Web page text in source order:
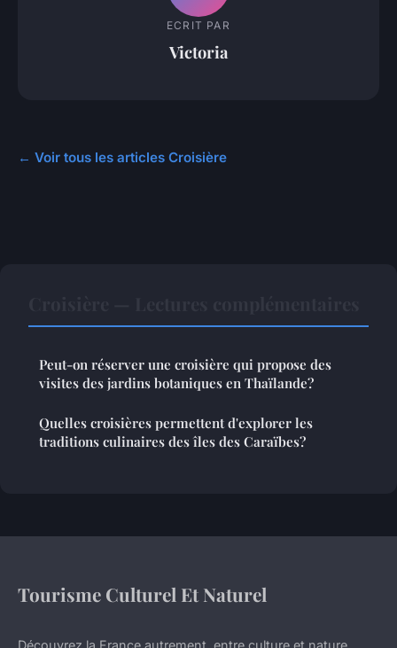
ECRIT PAR
Victoria
← Voir tous les articles Croisière
Peut-on réserver une croisière qui propose des
visites des jardins botaniques en Thaïlande?
Quelles croisières permettent d'explorer les
traditions culinaires des îles des Caraïbes?
Tourisme Culturel Et Naturel
Découvrez la France autrement, entre culture et nature